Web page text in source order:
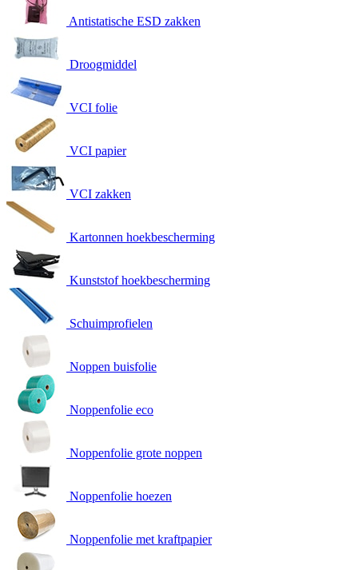
Antistatische ESD zakken
Droogmiddel
VCI folie
VCI papier
VCI zakken
Kartonnen hoekbescherming
Kunststof hoekbescherming
Schuimprofielen
Noppen buisfolie
Noppenfolie eco
Noppenfolie grote noppen
Noppenfolie hoezen
Noppenfolie met kraftpapier